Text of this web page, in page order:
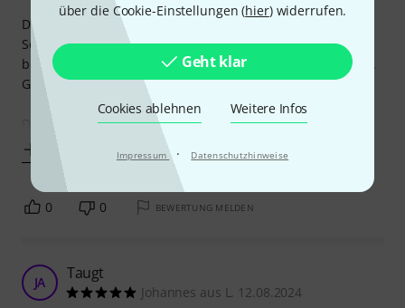
über die Cookie-Einstellungen (hier) widerrufen.
Geht klar
Cookies ablehnen Weitere Infos
Impressum · Datenschutzhinweise
Daher, und aus dem Grund, dass ich zu dem Tenor- ein
Sopransaxophon gekauft hatte, brauchte ich eine Lösung
beide Instrumente auf einem Ständer unter zu bekommen.
Gesucht, gefunden.
Mehr anzeigen
0 0 BEWERTUNG MELDEN
JA Taugt
Johannes aus L. 12.08.2024